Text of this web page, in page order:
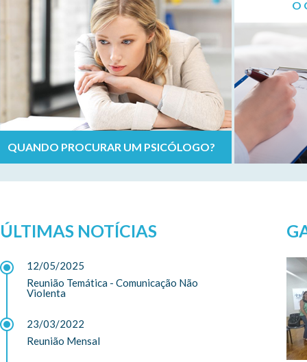
QUANDO PROCURAR UM PSICÓLOGO?
O
ÚLTIMAS NOTÍCIAS
12/05/2025
Reunião Temática - Comunicação Não
Violenta
23/03/2022
Reunião Mensal